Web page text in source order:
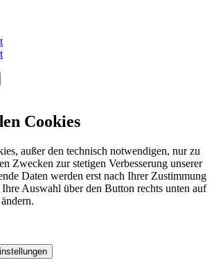
Cookies
außer den technisch notwendigen, nur zu
Zwecken zur stetigen Verbesserung unserer
Daten werden erst nach Ihrer Zustimmung
Auswahl über den Button rechts unten auf